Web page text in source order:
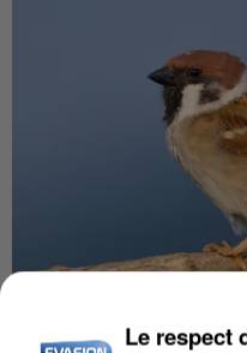
Le respect